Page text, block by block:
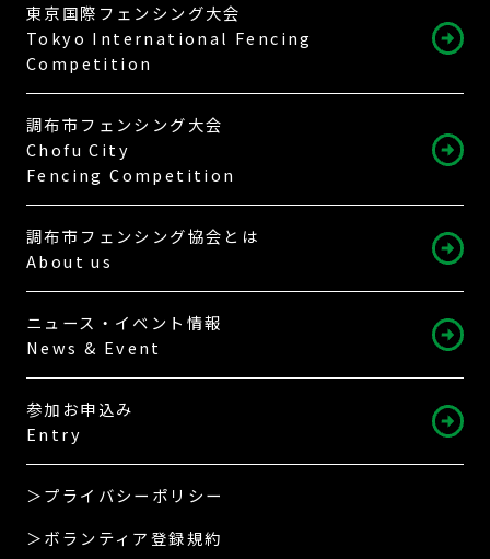
東京国際フェンシング大会
Tokyo International Fencing
Competition
調布市フェンシング大会
Chofu City
Fencing Competition
調布市フェンシング協会とは
About us
ニュース・イベント情報
News & Event
参加お申込み
Entry
＞プライバシーポリシー
＞ボランティア登録規約